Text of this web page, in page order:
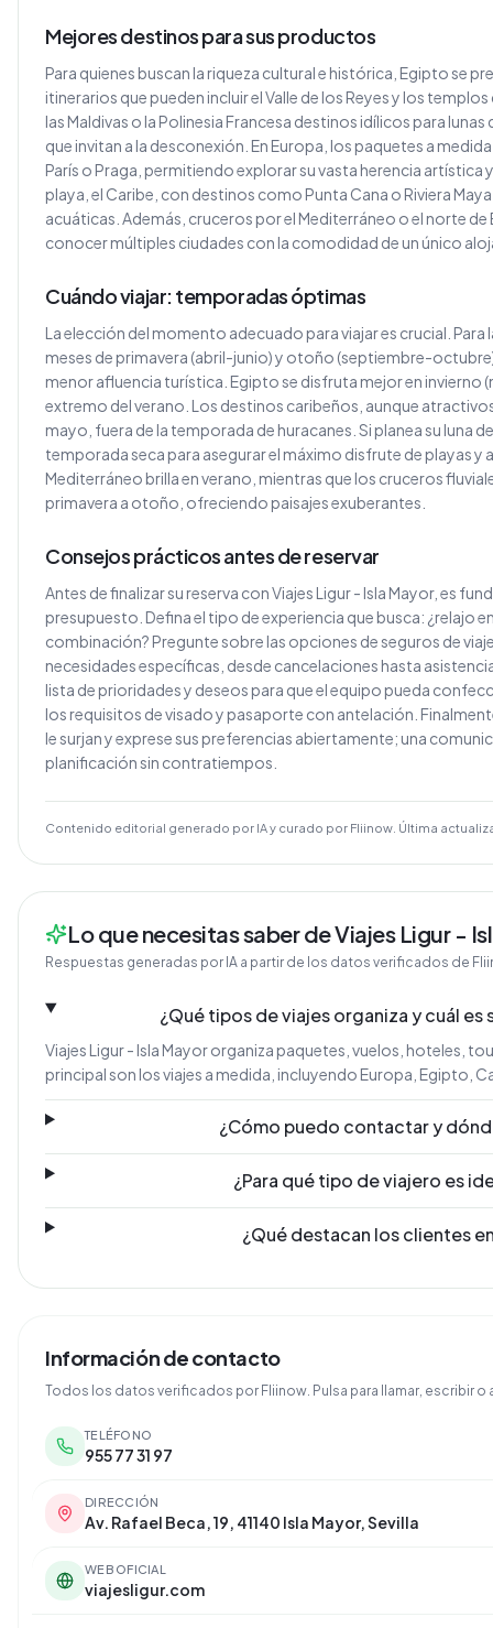
Mejores destinos para sus productos
Para quienes buscan la riqueza cultural e histórica, Egipto se
itinerarios que pueden incluir el Valle de los Reyes y los
las Maldivas o la Polinesia Francesa destinos idílicos para
que invitan a la desconexión. En Europa, los paquetes a
París o Praga, permitiendo explorar su vasta herencia artística
playa, el Caribe, con destinos como Punta Cana o Riviera
acuáticas. Además, cruceros por el Mediterráneo o el norte
conocer múltiples ciudades con la comodidad de un único
Cuándo viajar: temporadas óptimas
La elección del momento adecuado para viajar es crucial.
meses de primavera (abril-junio) y otoño (septiembre-
menor afluencia turística. Egipto se disfruta mejor en invierno
extremo del verano. Los destinos caribeños, aunque
mayo, fuera de la temporada de huracanes. Si planea su luna
temporada seca para asegurar el máximo disfrute de playas y
Mediterráneo brilla en verano, mientras que los cruceros
primavera a otoño, ofreciendo paisajes exuberantes.
Consejos prácticos antes de reservar
Antes de finalizar su reserva con Viajes Ligur - Isla Mayor, es
presupuesto. Defina el tipo de experiencia que busca: ¿relajo
combinación? Pregunte sobre las opciones de seguros de
necesidades específicas, desde cancelaciones hasta
lista de prioridades y deseos para que el equipo pueda
los requisitos de visado y pasaporte con antelación.
le surjan y exprese sus preferencias abiertamente; una
planificación sin contratiempos.
Contenido editorial generado por IA y curado por Fliinow. Última
Lo que necesitas saber de Viajes Ligur -
Respuestas generadas por IA a partir de los datos verificados de
¿Qué tipos de viajes organiza y cuál
Viajes Ligur - Isla Mayor organiza paquetes, vuelos, hoteles,
principal son los viajes a medida, incluyendo Europa, Egipto,
¿Cómo puedo contactar y
¿Para qué tipo de viajero es
¿Qué destacan los clientes
Información de contacto
Todos los datos verificados por Fliinow. Pulsa para llamar, escribir o
TELÉFONO
955 77 31 97
DIRECCIÓN
Av. Rafael Beca, 19, 41140 Isla Mayor, Sevilla
WEB OFICIAL
viajesligur.com